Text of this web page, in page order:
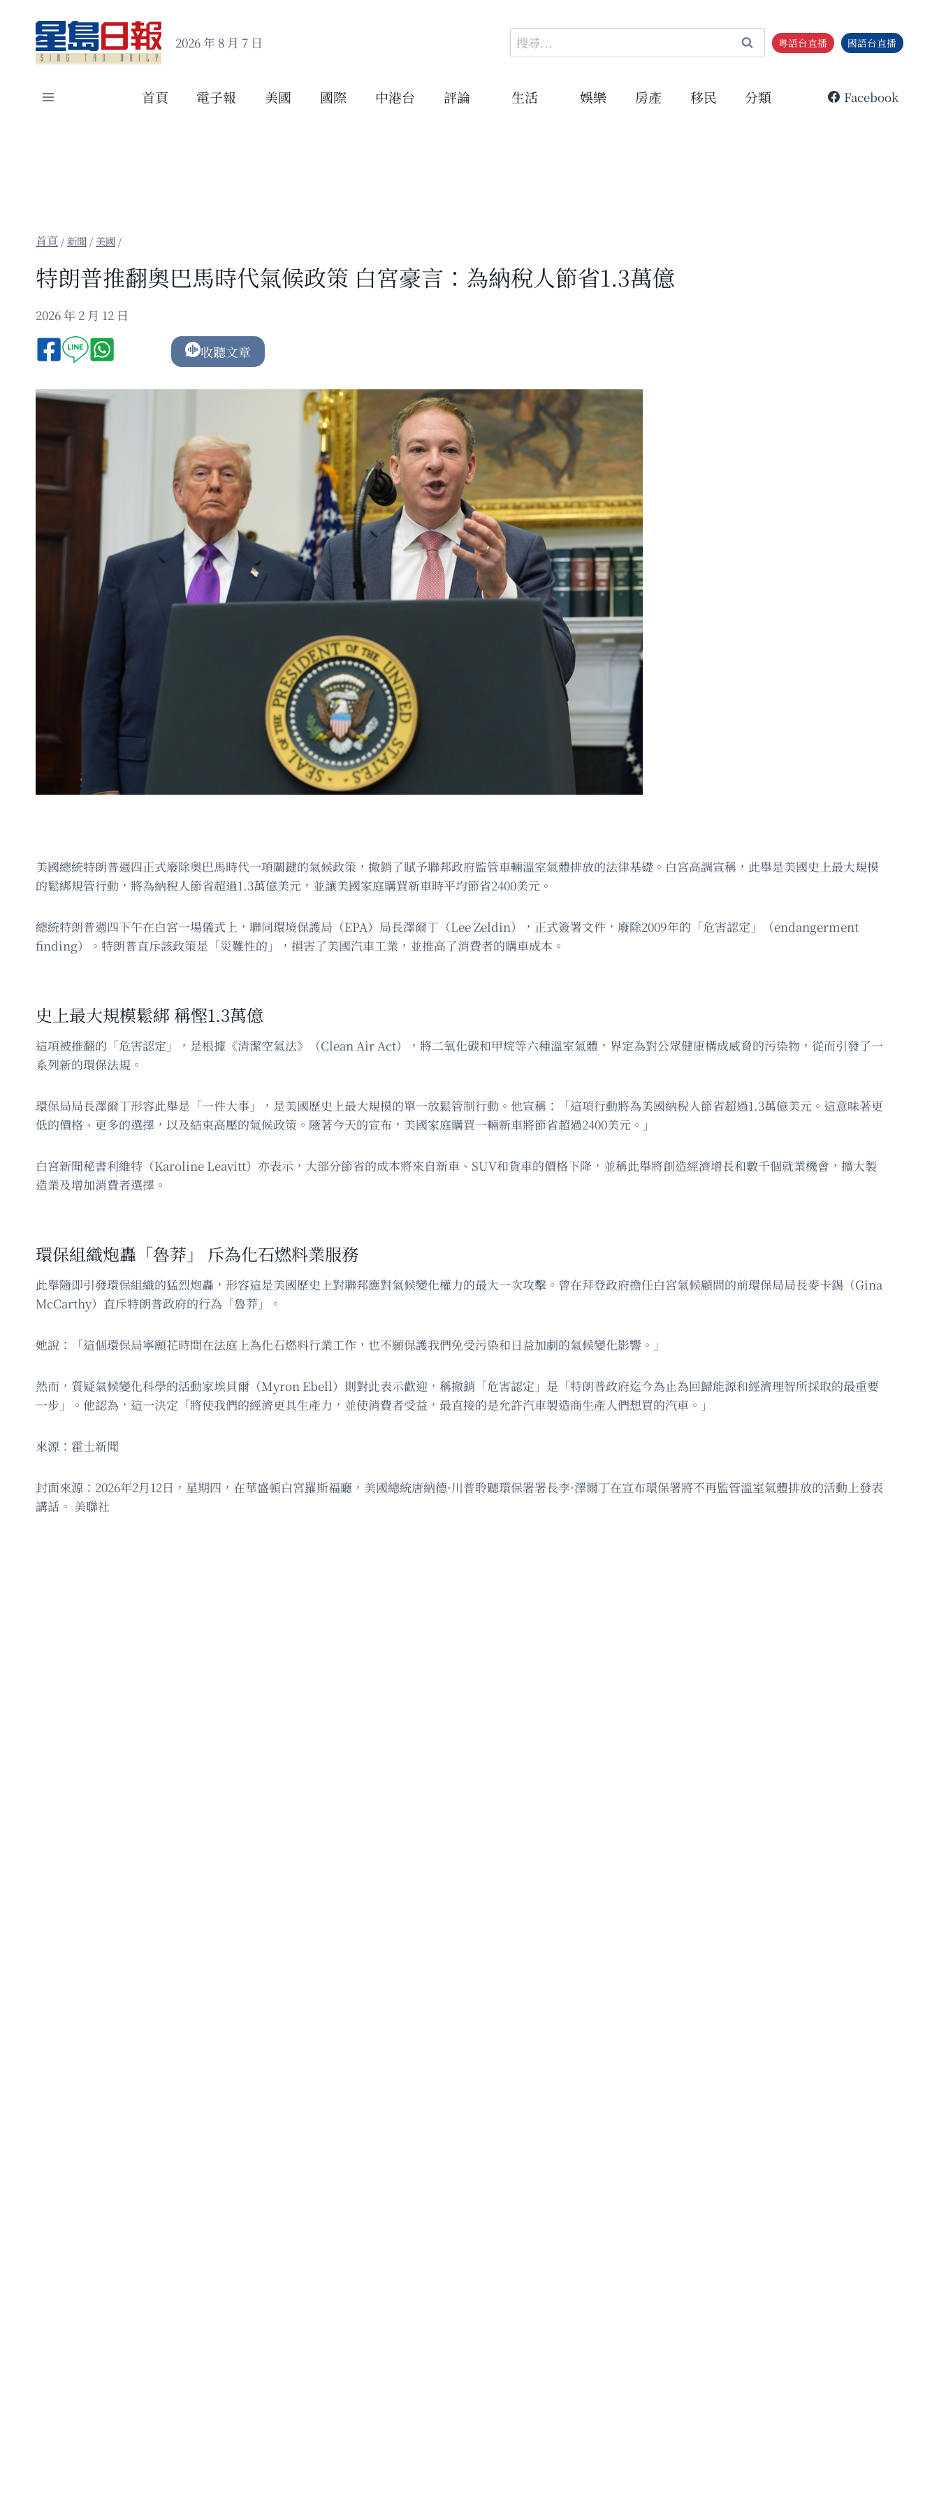
content
2026 年 8 月 7 日
搜
尋
鍵
粵語台直播 國語台直播
首頁 電子報 美國 國際 中港台 評論 生活 娛樂 房產 移民 分類 Facebook
/新聞 / 美國 /
特朗普推翻奧巴馬時代氣候政策 白宮豪言：為納稅人節省1.3萬億
2026 年 2 月 12 日
收聽文章
美國總統特朗普週四正式廢除奧巴馬時代一項關鍵的氣候政策，撤銷了賦予聯邦政府監管車輛溫室氣體排放的法律基礎。白宮高調宣稱，此舉是美國史上最大規模
的鬆綁規管行動，將為納稅人節省超過1.3萬億美元，並讓美國家庭購買新車時平均節省2400美元。
總統特朗普週四下午在白宮一場儀式上，聯同環境保護局（EPA）局長澤爾丁（Lee Zeldin），正式簽署文件，廢除2009年的「危害認定」（endangerment
finding）。特朗普直斥該政策是「災難性的」，損害了美國汽車工業，並推高了消費者的購車成本。
史上最大規模鬆綁 稱慳1.3萬億
這項被推翻的「危害認定」，是根據《清潔空氣法》（Clean Air Act），將二氧化碳和甲烷等六種溫室氣體，界定為對公眾健康構成威脅的污染物，從而引發了一
系列新的環保法規。
環保局局長澤爾丁形容此舉是「一件大事」，是美國歷史上最大規模的單一放鬆管制行動。他宣稱：「這項行動將為美國納稅人節省超過1.3萬億美元。這意味著更
低的價格、更多的選擇，以及結束高壓的氣候政策。隨著今天的宣布，美國家庭購買一輛新車將節省超過2400美元。」
白宮新聞秘書利維特（Karoline Leavitt）亦表示，大部分節省的成本將來自新車、SUV和貨車的價格下降，並稱此舉將創造經濟增長和數千個就業機會，擴大製
造業及增加消費者選擇。
環保組織炮轟「魯莽」 斥為化石燃料業服務
此舉隨即引發環保組織的猛烈炮轟，形容這是美國歷史上對聯邦應對氣候變化權力的最大一次攻擊。曾在拜登政府擔任白宮氣候顧問的前環保局局長麥卡錫（Gina
McCarthy）直斥特朗普政府的行為「魯莽」。
她說：「這個環保局寧願花時間在法庭上為化石燃料行業工作，也不願保護我們免受污染和日益加劇的氣候變化影響。」
然而，質疑氣候變化科學的活動家埃貝爾（Myron Ebell）則對此表示歡迎，稱撤銷「危害認定」是「特朗普政府迄今為止為回歸能源和經濟理智所採取的最重要
一步」。他認為，這一決定「將使我們的經濟更具生產力，並使消費者受益，最直接的是允許汽車製造商生產人們想買的汽車。」
來源：霍士新聞
封面來源：2026年2月12日，星期四，在華盛頓白宮羅斯福廳，美國總統唐納德·川普聆聽環保署署長李·澤爾丁在宣布環保署將不再監管溫室氣體排放的活動上發表
講話。 美聯社